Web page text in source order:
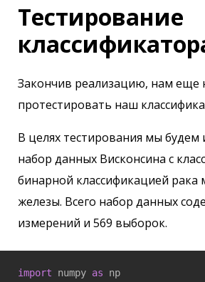
Тестирование
Закончив реализацию, нам еще
протестировать наш
В целях тестирования мы будем
набор данных Висконсина с
бинарной классификацией рака
железы. Всего набор данных
измерений и 569 выборок.
import numpy as